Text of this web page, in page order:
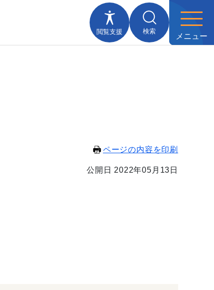
閲覧支援 検索
メニュー
ページの内容を印刷
公開日 2022年05月13日